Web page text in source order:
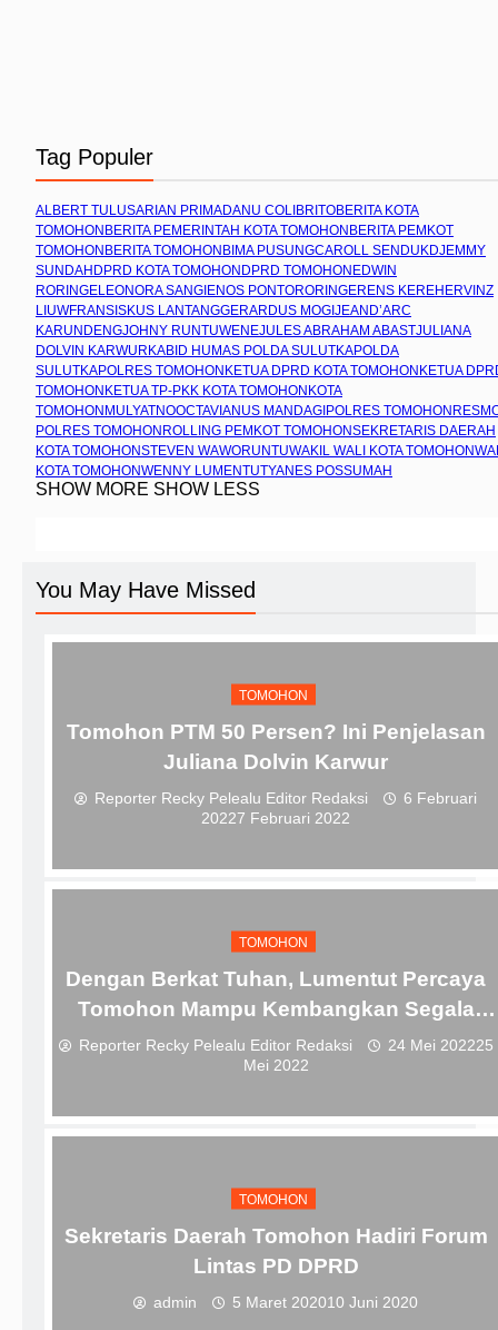
Tag Populer
ALBERT TULUSARIAN PRIMADANU COLIBRITOBERITA KOTA
TOMOHON BERITA PEMERINTAH KOTA TOMOHON BERITA PEMKOT
TOMOHON BERITA TOMOHON BIMA PUSUNGCAROLL SENDUKDJEMMY
SUNDAH DPRD KOTA TOMOHON DPRD TOMOHON EDWIN
RORINGELEONORA SANGI ENOS PONTORORINGERENS KEREH ERVINZ
LIUWFRANSISKUS LANTANGGERARDUS MOGI JEAND’ARC
KARUNDENGJOHNY RUNTUWENEJULES ABRAHAM ABASTJULIANA
DOLVIN KARWUR KABID HUMAS POLDA SULUTKAPOLDA
SULUTKAPOLRES TOMOHON KETUA DPRD KOTA TOMOHON KETUA
TOMOHON KETUA TP-PKK KOTA TOMOHON KOTA
TOMOHON MULYATNOOCTAVIANUS MANDAGI POLRES TOMOHON
POLRES TOMOHON ROLLING PEMKOT TOMOHONSEKRETARIS DAERAH
KOTA TOMOHONSTEVEN WAWORUNTUWAKIL WALI KOTA TOMOHON
KOTA TOMOHONWENNY LUMENTUTYANES POSSUMAH
SHOW MORE SHOW LESS
You May Have Missed
TOMOHON
Tomohon PTM 50 Persen? Ini Penjelasan
Juliana Dolvin Karwur
Reporter Recky Pelealu Editor Redaksi
6 Februari
20227 Februari 2022
TOMOHON
Dengan Berkat Tuhan, Lumentut Percaya
Tomohon Mampu Kembangkan Segala
Potensi
Reporter Recky Pelealu Editor Redaksi 24 Mei 202225
Mei 2022
TOMOHON
Sekretaris Daerah Tomohon Hadiri Forum
Lintas PD DPRD
admin 5 Maret 202010 Juni 2020